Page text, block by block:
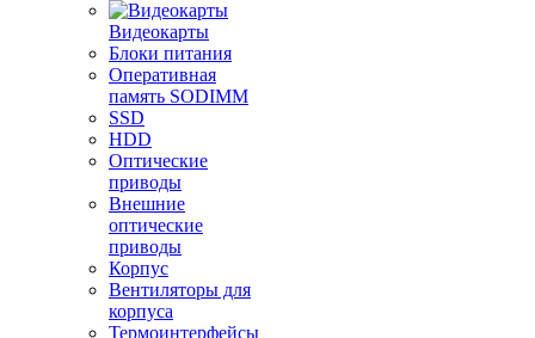
Видеокарты
Блоки питания
Оперативная
память SODIMM
SSD
HDD
Оптические
приводы
Внешние
оптические
приводы
Корпус
Вентиляторы для
корпуса
Термоинтерфейсы